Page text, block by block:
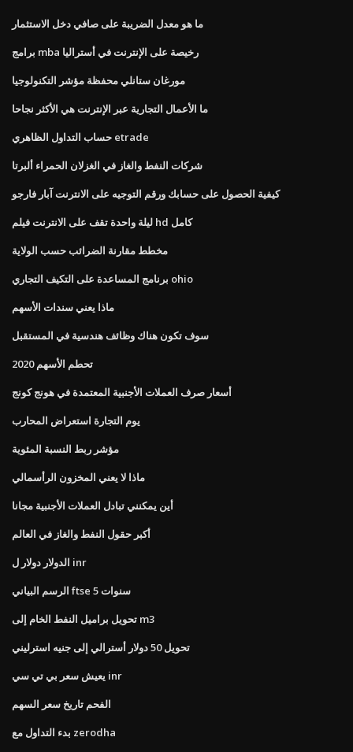
ما هو معدل الضريبة على صافي دخل الاستثمار
برامج mba رخيصة على الإنترنت في أستراليا
مورغان ستانلي محفظة مؤشر التكنولوجيا
ما الأعمال التجارية عبر الإنترنت هي الأكثر نجاحا
حساب التداول الظاهري etrade
شركات النفط والغاز في الغزلان الحمراء ألبرتا
كيفية الحصول على حسابك ورقم التوجيه على الانترنت آبار فارجو
ليلة واحدة تقف على الانترنت فيلم hd كامل
مخطط مقارنة الضرائب حسب الولاية
برنامج المساعدة على التكيف التجاري ohio
ماذا يعني سندات الأسهم
سوف تكون هناك وظائف هندسية في المستقبل
تحطم الأسهم 2020
أسعار صرف العملات الأجنبية المعتمدة في هونج كونج
يوم التجارة استعراض المحارب
مؤشر ربط النسبة المئوية
ماذا لا يعني المخزون الرأسمالي
أين يمكنني تبادل العملات الأجنبية مجانا
أكبر حقول النفط والغاز في العالم
الدولار دولار ل inr
الرسم البياني ftse 5 سنوات
تحويل براميل النفط الخام إلى m3
تحويل 50 دولار أسترالي إلى جنيه استرليني
يعيش سعر بي تي سي inr
الفحم تاريخ سعر السهم
بدء التداول مع zerodha